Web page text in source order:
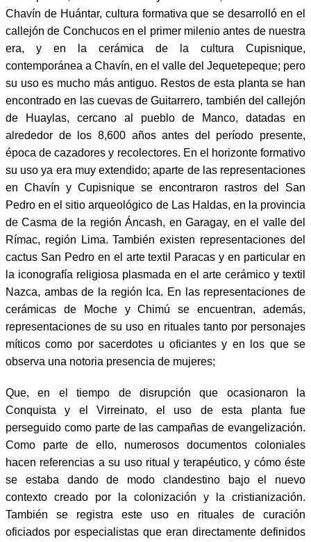
Chavín de Huántar, cultura formativa que se desarrolló en el
callejón de Conchucos en el primer milenio antes de nuestra
era, y en la cerámica de la cultura Cupisnique,
contemporánea a Chavín, en el valle del Jequetepeque; pero
su uso es mucho más antiguo. Restos de esta planta se han
encontrado en las cuevas de Guitarrero, también del callejón
de Huaylas, cercano al pueblo de Manco, datadas en
alrededor de los 8,600 años antes del período presente,
época de cazadores y recolectores. En el horizonte formativo
su uso ya era muy extendido; aparte de las representaciones
en Chavín y Cupisnique se encontraron rastros del San
Pedro en el sitio arqueológico de Las Haldas, en la provincia
de Casma de la región Áncash, en Garagay, en el valle del
Rímac, región Lima. También existen representaciones del
cactus San Pedro en el arte textil Paracas y en particular en
la iconografía religiosa plasmada en el arte cerámico y textil
Nazca, ambas de la región Ica. En las representaciones de
cerámicas de Moche y Chimú se encuentran, además,
representaciones de su uso en rituales tanto por personajes
míticos como por sacerdotes u oficiantes y en los que se
observa una notoria presencia de mujeres;
Que, en el tiempo de disrupción que ocasionaron la
Conquista y el Virreinato, el uso de esta planta fue
perseguido como parte de las campañas de evangelización.
Como parte de ello, numerosos documentos coloniales
hacen referencias a su uso ritual y terapéutico, y cómo éste
se estaba dando de modo clandestino bajo el nuevo
contexto creado por la colonización y la cristianización.
También se registra este uso en rituales de curación
oficiados por especialistas que eran directamente definidos